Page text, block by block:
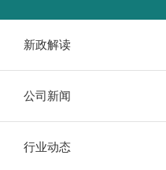
新政解读
公司新闻
行业动态